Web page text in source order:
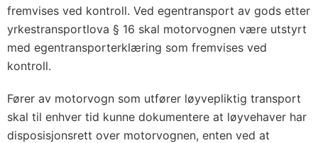
fremvises ved kontroll. Ved egentransport av gods etter
yrkestransportlova § 16 skal motorvognen være utstyrt
med egentransporterklæring som fremvises ved
kontroll.
Fører av motorvogn som utfører løyvepliktig transport
skal til enhver tid kunne dokumentere at løyvehaver har
disposisjonsrett over motorvognen, enten ved at